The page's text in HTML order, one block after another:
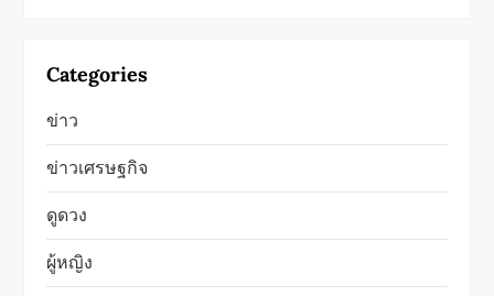
Categories
ข่าว
ข่าวเศรษฐกิจ
ดูดวง
ผู้หญิง